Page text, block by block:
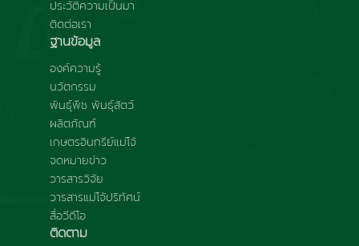
ประวัติความเป็นมา
ติดต่อเรา
ฐานข้อมูล
องค์ความรู้
นวัตกรรม
พันธุ์พืช พันธุ์สัตว์
ผลิตภัณฑ์
เกษตรอินทรีย์แม่โจ้
จดหมายข่าว
วารสารวิจัย
วารสารแม่โจ้ปริทัศน์
สื่อวีดีโอ
ติดตาม